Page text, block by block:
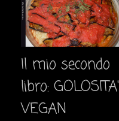
Il mio secondo
libro: GOLOSITA'
VEGAN